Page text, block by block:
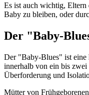
Es ist auch wichtig,
Baby zu bleiben, oder
Der "Baby-
Der "Baby-Blues" ist eine
innerhalb von ein bis zwei
Überforderung und
Mütter von